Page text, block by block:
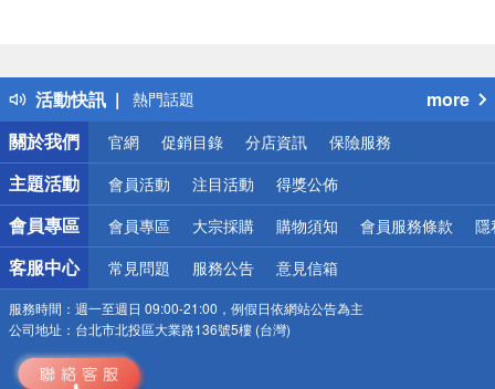
活動快訊
得獎公告
熱門話題
銀行優惠
偏遠地區配送
詐騙網頁！請小心！
more
關於我們
官網 促銷目錄 分店資訊 保險服務
主題活動 會員活動 注目活動 得獎公佈
會員專區 會員專區 大宗採購 購物須知 會員服務條款 隱
客服中心 常見問題 服務公告 意見信箱
服務時間： 週一至週日 09:00-21:00，例假日依網站公告為主
公司地址： 台北市北投區大業路136號5樓 (台灣)